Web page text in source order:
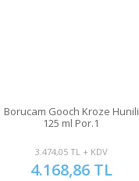
Borucam Gooch Kroze Hunili
125 ml Por.1
3.474,05 TL + KDV
4.168,86 TL